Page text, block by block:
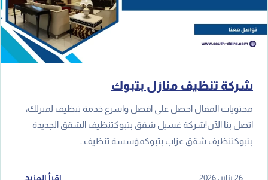
شركة تنظيف منازل بتبوك
محتويات المقال احصل علي افضل واسرع خدمة تنظيف لمنزلك،
اتصل بنا الآن!شركة غسيل شقق بتبوكتنظيف الشقق الجديدة
بتبوكتنظيف شقق عزاب بتبوكمؤسسة تنظيف…
26 يناير، 2026 اقرأ المزيد